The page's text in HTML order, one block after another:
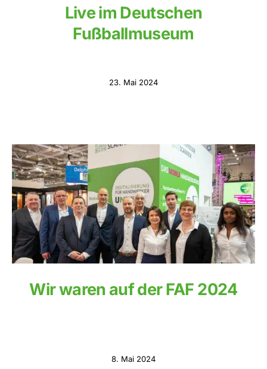
Live im Deutschen
Fußballmuseum
23. Mai 2024
Wir waren auf der FAF 2024
8. Mai 2024